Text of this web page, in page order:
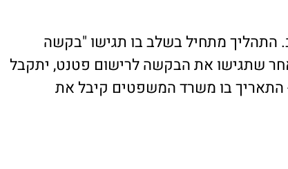
התהליך מתחיל בשלב בו תגישו "בקשה
שתגישו את הבקשה לרישום פטנט, יתקבל
התאריך בו משרד המשפטים קיבל את